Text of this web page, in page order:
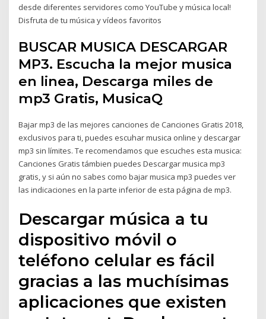
desde diferentes servidores como YouTube y música local!
Disfruta de tu música y vídeos favoritos
BUSCAR MUSICA DESCARGAR
MP3. Escucha la mejor musica
en linea, Descarga miles de
mp3 Gratis, MusicaQ
Bajar mp3 de las mejores canciones de Canciones Gratis 2018,
exclusivos para ti, puedes escuhar musica online y descargar
mp3 sin límites. Te recomendamos que escuches esta musica:
Canciones Gratis támbien puedes Descargar musica mp3
gratis, y si aún no sabes como bajar musica mp3 puedes ver
las indicaciones en la parte inferior de esta página de mp3.
Descargar música a tu
dispositivo móvil o
teléfono celular es fácil
gracias a las muchísimas
aplicaciones que existen